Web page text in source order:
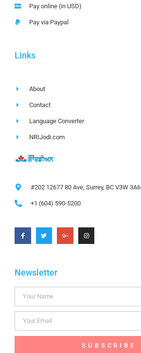
Pay online (in USD)
Pay via Paypal
Links
About
Contact
Language Converter
NRIJodi.com
#202 12677 80 Ave, Surrey, BC V3W 3A6
+1 (604) 590-5200
Newsletter
SUBSCRIBE